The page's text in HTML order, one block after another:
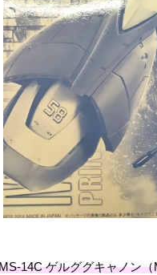
14C ゲルググキャノン